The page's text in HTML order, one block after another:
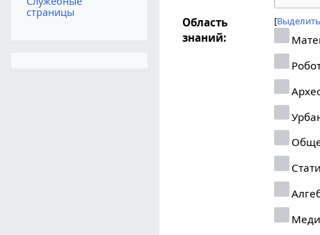
Область
знаний:
страницы